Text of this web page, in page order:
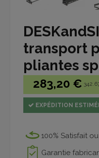
transport
pliantes
283,20 €
EXPÉDITION
100% Satisfait
Garantie